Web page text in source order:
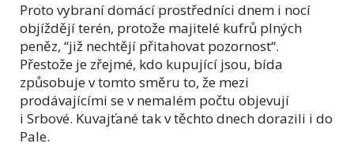
Proto vybraní domácí prostředníci dnem i nocí
objíždějí terén, protože majitelé kufrů plných
peněz, “již nechtějí přitahovat pozornost“.
Přestože je zřejmé, kdo kupující jsou, bída
způsobuje v tomto směru to, že mezi
prodávajícími se v nemalém počtu objevují
i Srbové. Kuvajťané tak v těchto dnech dorazili i do
Pale.